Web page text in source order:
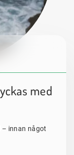
med
– innan något